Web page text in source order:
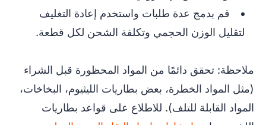
قم بدمج عدة طلبات واستخدم إعادة التغليف
لتقليل الوزن الحجمي وتكلفة الشحن لكل قطعة.
ملاحظة: تحقق دائمًا من المواد المحظورة قبل الشراء
(مثل المواد الخطرة، بعض بطاريات الليثيوم، البخاخات،
المواد القابلة للتلف). للاطلاع على قواعد بطاريات